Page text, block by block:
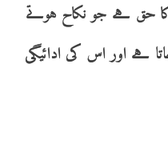
حق ہے جو نکاح ہوتے
ہے اور اس کی ادائیگی